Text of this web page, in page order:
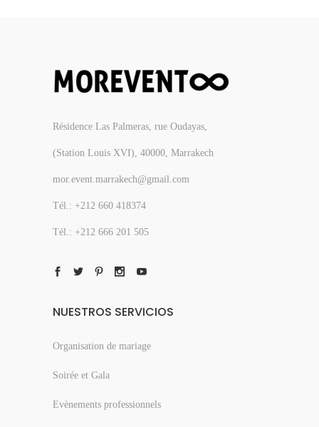
Résidence Las Palmeras, rue Oudayas,
(Station Louis XVI), 40000, Marrakech
mor.event.marrakech@gmail.com
Tél.: +212 660 418374
Tél.: +212 666 201 505
NUESTROS SERVICIOS
Organisation de mariage
Soirée et Gala
Evènements professionnels